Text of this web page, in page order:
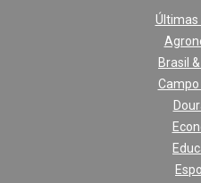
Últimas
Brasil
Campo